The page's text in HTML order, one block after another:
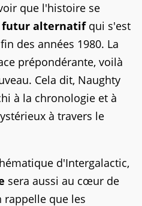
que l'histoire se
futur alternatifqui s'est
des années 1980. La
prépondérante, voilà
Cela dit, Naughty
à la chronologie et à
à travers le
d'Intergalactic,
sera aussi au cœur de
rappelle que les